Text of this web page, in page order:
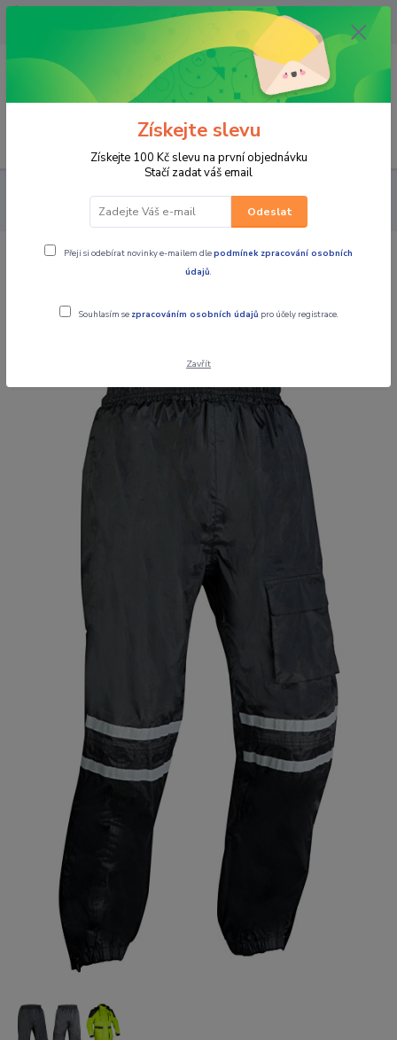
OPAVA 733537099/HLUČÍN
734541648/OLOMOUC 734593593
0,00 CZK
PRO JEZDCE Do deště - NEPROMOKY KALHOTY
Nepromokavé pláštěnkové kalhoty černé
MBW Nepromokavé pláštěnkové
Získejte slevu
Získejte 100 Kč slevu na první objednávku
Stačí zadat váš email
Odeslat
Přeji si odebírat novinky e-mailem dlepodmínek zpracování osobních
údajů.
Souhlasím se zpracováním osobních údajů pro účely registrace.
Zavřít